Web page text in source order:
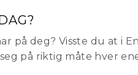
på deg? Visste du at i
på riktig måte hver